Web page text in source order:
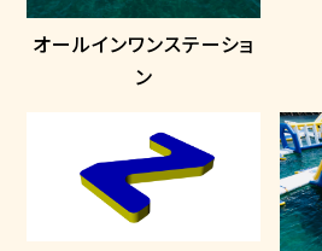
オールインワンステーショ
ン